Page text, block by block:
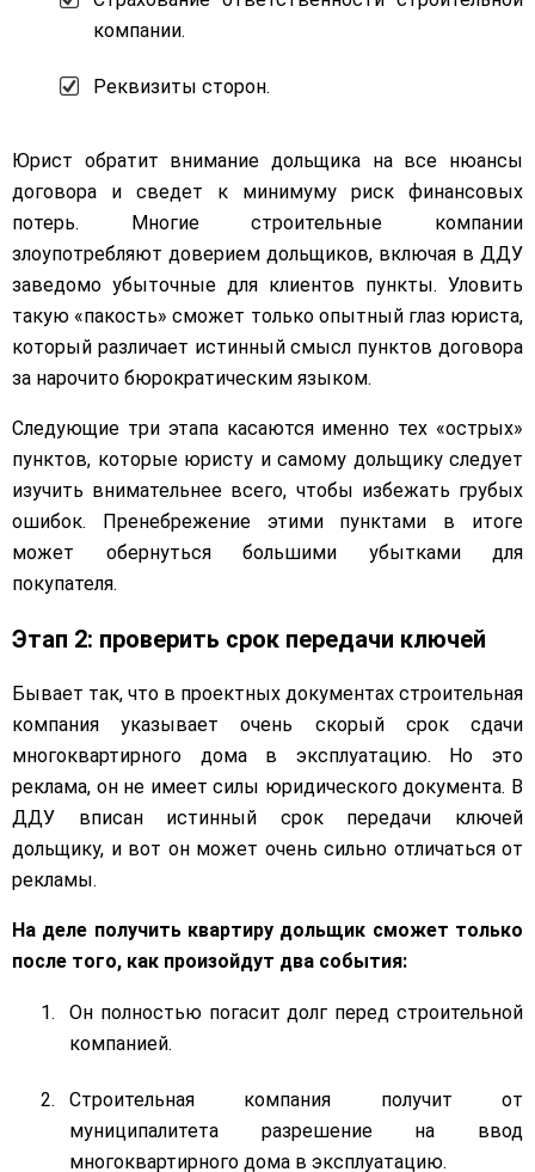
компании.
Реквизиты сторон.
Юрист обратит внимание дольщика на все нюансы
договора и сведет к минимуму риск финансовых
потерь. Многие строительные компании
злоупотребляют доверием дольщиков, включая в ДДУ
заведомо убыточные для клиентов пункты. Уловить
такую «пакость» сможет только опытный глаз юриста,
который различает истинный смысл пунктов договора
за нарочито бюрократическим языком.
Следующие три этапа касаются именно тех «острых»
пунктов, которые юристу и самому дольщику следует
изучить внимательнее всего, чтобы избежать грубых
ошибок. Пренебрежение этими пунктами в итоге
может обернуться большими убытками для
покупателя.
Этап 2: проверить срок передачи ключей
Бывает так, что в проектных документах строительная
компания указывает очень скорый срок сдачи
многоквартирного дома в эксплуатацию. Но это
реклама, он не имеет силы юридического документа. В
ДДУ вписан истинный срок передачи ключей
дольщику, и вот он может очень сильно отличаться от
рекламы.
На деле получить квартиру дольщик сможет только
после того, как произойдут два события:
Он полностью погасит долг перед строительной
компанией.
Строительная компания получит от
муниципалитета разрешение на ввод
многоквартирного дома в эксплуатацию.